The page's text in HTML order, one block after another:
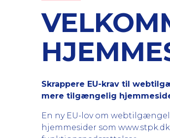
Skrappere EU-krav til
mere tilgængelig
En ny EU-lov om
hjemmesider som